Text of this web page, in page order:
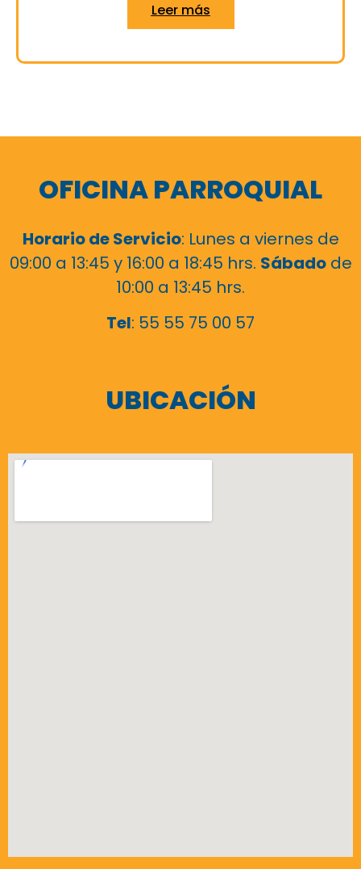
Leer más
OFICINA PARROQUIAL
Horario de Servicio: Lunes a viernes de
09:00 a 13:45 y 16:00 a 18:45 hrs. Sábadode
10:00 a 13:45 hrs.
Tel: 55 55 75 00 57
UBICACIÓN